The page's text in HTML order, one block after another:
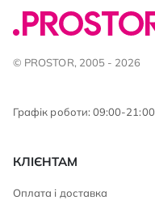
© PROSTOR, 2005 - 2026
Графік роботи: 09:00-21:00
КЛІЄНТАМ
Оплата і доставка